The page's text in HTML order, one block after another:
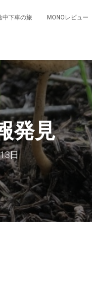
中下車の旅 MONOレビュー
発見
日